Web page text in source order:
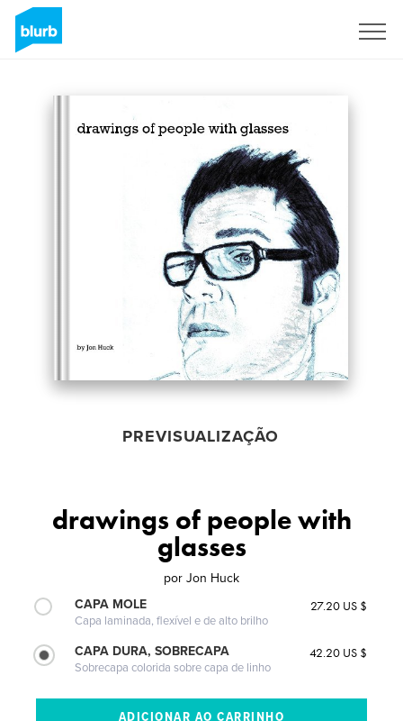
PREVISUALIZAÇÃO
drawings of people with
glasses
por Jon Huck
CAPA MOLE
Capa laminada, flexível e de alto brilho
27.20 US $
CAPA DURA, SOBRECAPA
Sobrecapa colorida sobre capa de linho
42.20 US $